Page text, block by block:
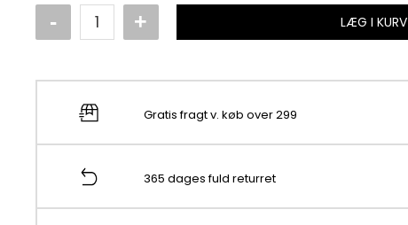
LÆG I KURV
Gratis fragt v. køb over 299
365 dages fuld returret